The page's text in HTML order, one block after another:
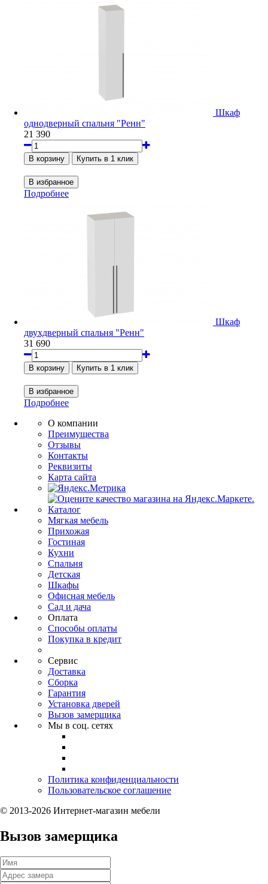
Шкаф
однодверный спальня "Ренн"
21 390
Подробнее
Шкаф
двухдверный спальня "Ренн"
31 690
Подробнее
О компании
Преимущества
Отзывы
Контакты
Реквизиты
Карта сайта
Каталог
Мягкая мебель
Прихожая
Гостиная
Кухни
Спальня
Детская
Шкафы
Офисная мебель
Сад и дача
Оплата
Способы оплаты
Покупка в кредит
Сервис
Доставка
Сборка
Гарантия
Установка дверей
Вызов замерщика
Мы в соц. сетях
Политика конфиденциальности
Пользовательское соглашение
© 2013-2026 Интернет-магазин мебели
Вызов замерщика